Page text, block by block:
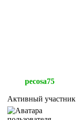
pecosa75
Активный участник